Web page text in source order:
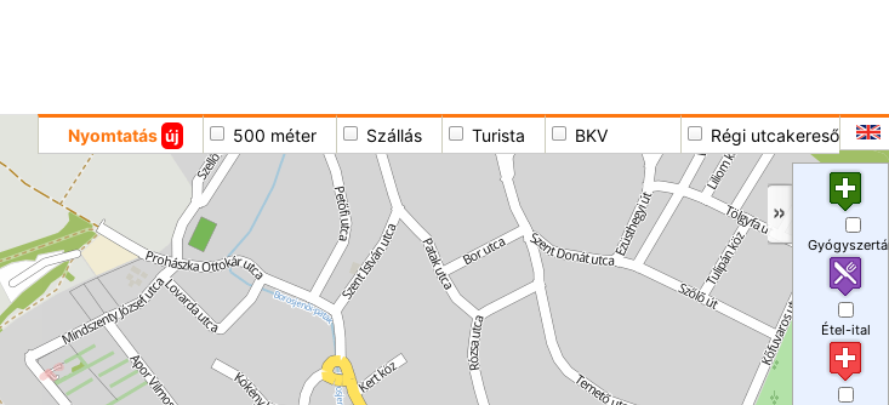
Nyomtatás új 500 méter Szállás Turista BKV Régi utcakereső
Étel-ital